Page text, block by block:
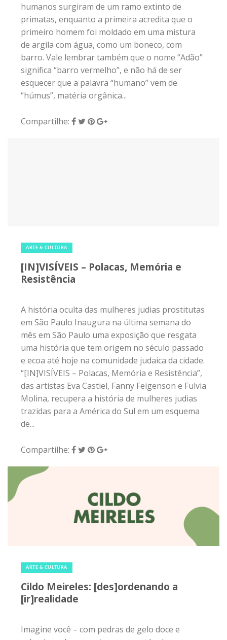
humanos surgiram de um ramo extinto de
primatas, enquanto a primeira acredita que o
primeiro homem foi moldado em uma mistura
de argila com água, como um boneco, com
barro. Vale lembrar também que o nome “Adão”
significa “barro vermelho”, e não há de ser
esquecer que a palavra “humano” vem de
“húmus”, matéria orgânica...
Compartilhe:
ARTE & CULTURA
[IN]VISÍVEIS – Polacas, Memória e
Resistência
A história oculta das mulheres judias prostitutas
em São Paulo Inaugura na última semana do
mês em São Paulo uma exposição que resgata
uma história que tem origem no século passado
e ecoa até hoje na comunidade judaica da cidade.
“[IN]VISÍVEIS – Polacas, Memória e Resistência”,
das artistas Eva Castiel, Fanny Feigenson e Fulvia
Molina, recupera a história de mulheres judias
trazidas para a América do Sul em um esquema
de...
Compartilhe:
ARTE & CULTURA
Cildo Meireles: [des]ordenando a
[ir]realidade
Imagine você – com pedras de gelo doce e